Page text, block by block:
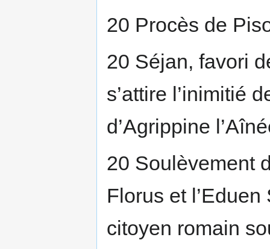
20 Procès de
20 Séjan, favori
s’attire l’inimitié
d’Agrippine
20 Soulèvement
Florus et
citoyen romain